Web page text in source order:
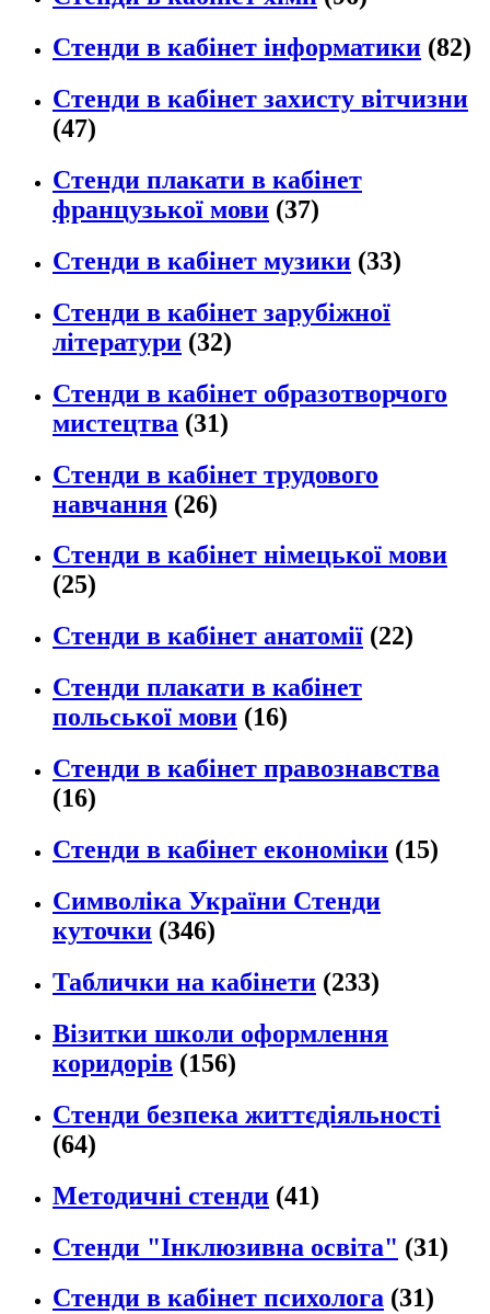
Стенди в кабінет інформатики (82)
Стенди в кабінет захисту вітчизни
(47)
Стенди плакати в кабінет
французької мови (37)
Стенди в кабінет музики (33)
Стенди в кабінет зарубіжної
літератури (32)
Стенди в кабінет образотворчого
мистецтва (31)
Стенди в кабінет трудового
навчання (26)
Стенди в кабінет німецької мови
(25)
Стенди в кабінет анатомії (22)
Стенди плакати в кабінет
польської мови (16)
Стенди в кабінет правознавства
(16)
Стенди в кабінет економіки (15)
Символіка України Стенди
куточки (346)
Таблички на кабінети (233)
Візитки школи оформлення
коридорів (156)
Стенди безпека життєдіяльності
(64)
Методичні стенди (41)
Стенди "Інклюзивна освіта" (31)
Стенди в кабінет психолога (31)